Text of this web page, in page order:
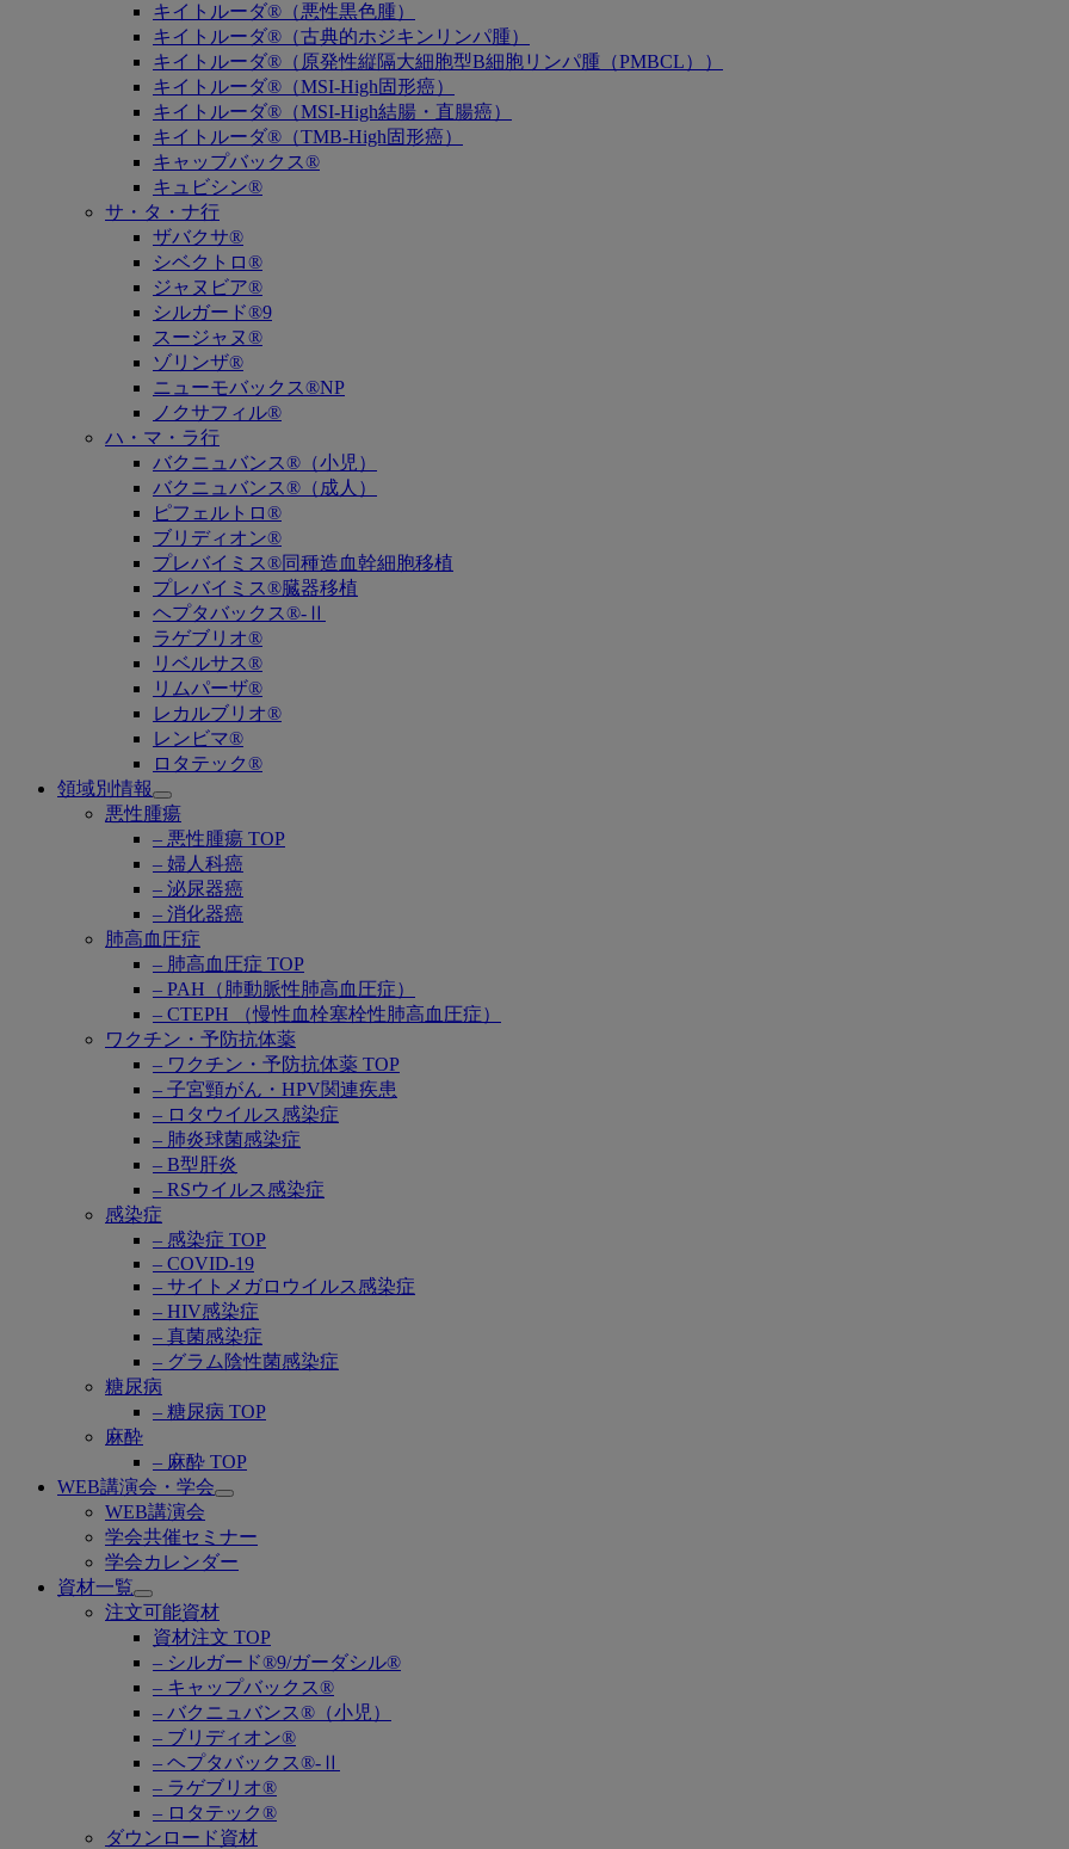
キイトルーダ®（悪性黒色腫）
キイトルーダ®（古典的ホジキンリンパ腫）
キイトルーダ®（原発性縦隔大細胞型B細胞リンパ腫（PMBCL））
キイトルーダ®（MSI-High固形癌）
キイトルーダ®（MSI-High結腸・直腸癌）
キイトルーダ®（TMB-High固形癌）
キャップバックス®
キュビシン®
サ・タ・ナ行
ザバクサ®
シベクトロ®
ジャヌビア®
シルガード®9
スージャヌ®
ゾリンザ®
ニューモバックス®NP
ノクサフィル®
ハ・マ・ラ行
バクニュバンス®（小児）
バクニュバンス®（成人）
ピフェルトロ®
ブリディオン®
プレバイミス®同種造血幹細胞移植
プレバイミス®臓器移植
ヘプタバックス®-Ⅱ
ラゲブリオ®
リベルサス®
リムパーザ®
レカルブリオ®
レンビマ®
ロタテック®
領域別情報
Open
submenu
悪性腫瘍
– 悪性腫瘍 TOP
– 婦人科癌
– 泌尿器癌
– 消化器癌
肺高血圧症
– 肺高血圧症 TOP
– PAH（肺動脈性肺高血圧症）
– CTEPH （慢性血栓塞栓性肺高血圧症）
ワクチン・予防抗体薬
– ワクチン・予防抗体薬 TOP
– 子宮頸がん・HPV関連疾患
– ロタウイルス感染症
– 肺炎球菌感染症
– B型肝炎
– RSウイルス感染症
感染症
– 感染症 TOP
– COVID-19
– サイトメガロウイルス感染症
– HIV感染症
– 真菌感染症
– グラム陰性菌感染症
糖尿病
– 糖尿病 TOP
麻酔
– 麻酔 TOP
WEB講演会・学会
Open
WEB講演会
学会共催セミナー
学会カレンダー
資材一覧
Open
submenu
注文可能資材
資材注文 TOP
– シルガード®9/ガーダシル®
– キャップバックス®
– バクニュバンス®（小児）
– ブリディオン®
– ヘプタバックス®-Ⅱ
– ラゲブリオ®
– ロタテック®
ダウンロード資材